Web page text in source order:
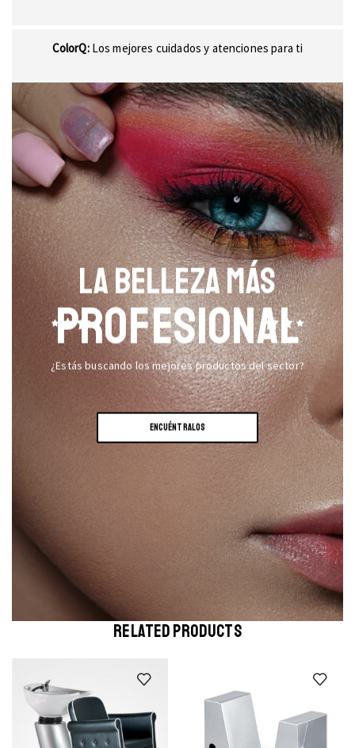
ColorQ:Los mejores cuidados y atenciones para ti
LA BELLEZA MÁS
PROFESIONAL
¿Estás buscando los mejores productos del sector?
ENCUÉNTRALOS
RELATED PRODUCTS